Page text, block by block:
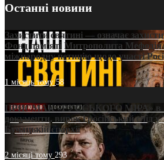
Останні новини
Захистити святині — означає
Фонд пам’яті Митрополита Мефодія
міжнародну петицію щодо участі
1 місяць тому58
ПРИСМАК «РУССЬКОГО МІРА» в
документи, вирок і російський слід у
Бучацькій єпархії
2 місяці тому 293